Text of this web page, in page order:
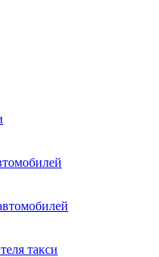
такси